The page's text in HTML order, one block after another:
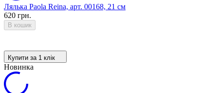
Лялька Paola Reina, арт. 00168, 21 см
620 грн.
В кошик
Купити за 1 клiк
Новинка